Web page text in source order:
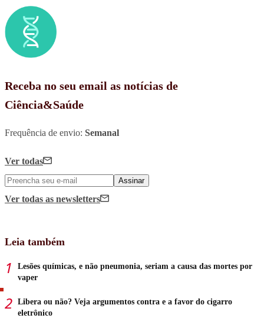
Receba no seu email as notícias de
Ciência&Saúde
Frequência de envio: Semanal
Ver todas
Assinar
Ver todas as newsletters
Leia também
Lesões químicas, e não pneumonia, seriam a causa das mortes por
vaper
Libera ou não? Veja argumentos contra e a favor do cigarro
eletrônico